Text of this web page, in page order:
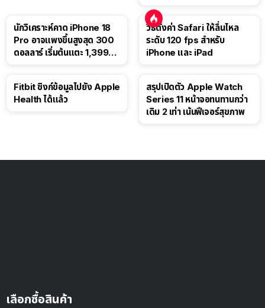
นักวิเคราะห์คาด iPhone 18
Pro อาจแพงขึ้นสูงสุด 300
ดอลลาร์ เริ่มต้นแตะ 1,399
วิธีตั้งค่า Safari ให้ลื่นไหล
ระดับ 120 fps สำหรับ
iPhone และ iPad
Fitbit ซิงก์ข้อมูลไปยัง Apple
Health ได้แล้ว
สรุปเปิดตัว Apple Watch
Series 11 หน้าจอทนทานกว่า
เดิม 2 เท่า เน้นฟีเจอร์สุขภาพ
เลือกซื้อสินค้า